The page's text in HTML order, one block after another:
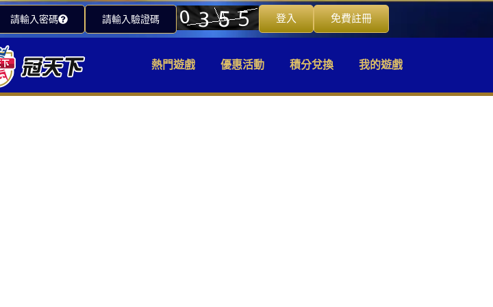
請輸入密碼 請輸入驗證碼 登入 免費註冊
熱門遊戲 優惠活動 積分兌換 我的遊戲